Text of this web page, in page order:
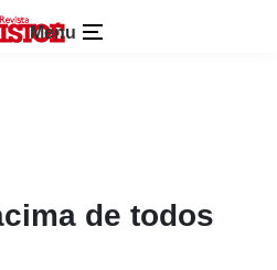
Menu
de todos